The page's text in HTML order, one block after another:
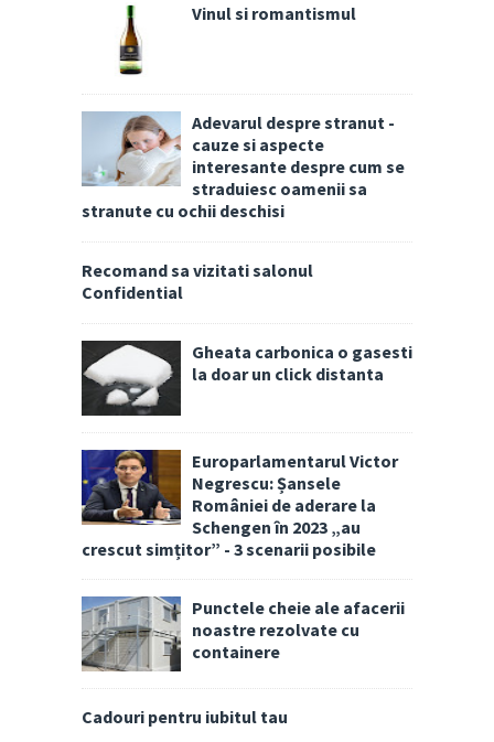
Vinul si romantismul
Adevarul despre stranut -
cauze si aspecte
interesante despre cum se
straduiesc oamenii sa
stranute cu ochii deschisi
Recomand sa vizitati salonul
Confidential
Gheata carbonica o gasesti
la doar un click distanta
Europarlamentarul Victor
Negrescu: Șansele
României de aderare la
Schengen în 2023 „au
crescut simțitor” - 3 scenarii posibile
Punctele cheie ale afacerii
noastre rezolvate cu
containere
Cadouri pentru iubitul tau